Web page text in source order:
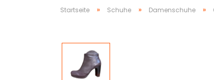
Startseite » Schuhe » Damenschuhe »